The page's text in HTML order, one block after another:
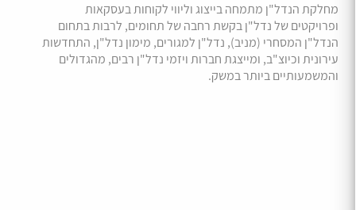
מחלקת הנדל"ן מתמחה בייצוג וליווי לקוחות בעסקאות
ופרויקטים של נדל"ן בקשת רחבה של תחומים, לרבות בתחום
הנדל"ן המסחרי (מניב), נדל"ן למגורים, מימון נדל"ן, התחדשות
עירונית וכיוצ"ב, ומייצגת חברות ויזמי נדל"ן רבים, מהגדולים
והמשמעותיים ביותר במשק.